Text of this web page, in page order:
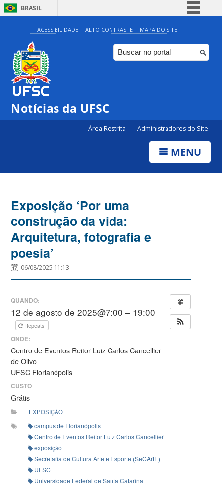
BRASIL
Simplifique!
Comunica BR
Participe
ACESSIBILIDADE ALTO CONTRASTE MAPA DO SITE
Notícias da UFSC
Área Restrita Administradores do Site
MENU
Exposição ‘Por uma
construção da vida:
Arquitetura, fotografia e
poesia’
06/08/2025 11:13
QUANDO:
12 de agosto de 2025@7:00 – 19:00
Repeats
ONDE:
Centro de Eventos Reitor Luiz Carlos Cancellier
de Olivo
UFSC Florianópolis
CUSTO
Grátis
EXPOSIÇÃO
campus de Florianópolis
Centro de Eventos Reitor Luiz Carlos Cancellier de Olivo
exposição
Secretaria de Cultura Arte e Esporte (SeCArtE)
UFSC
Universidade Federal de Santa Catarina